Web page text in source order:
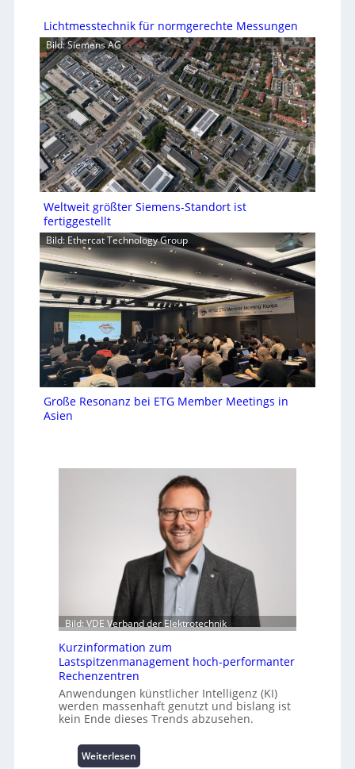
Lichtmesstechnik für normgerechte Messungen
Bild: Siemens AG
Weltweit größter Siemens-Standort ist
fertiggestellt
Bild: Ethercat Technology Group
Große Resonanz bei ETG Member Meetings in
Asien
Bild: VDE Verband der Elektrotechnik
Kurzinformation zum
Lastspitzenmanagement hoch-performanter
Rechenzentren
Anwendungen künstlicher Intelligenz (KI)
werden massenhaft genutzt und bislang ist
kein Ende dieses Trends abzusehen.
Weiterlesen